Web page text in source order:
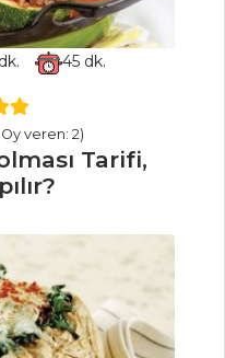
dk. 45dk.
veren: 2)
Tarifi,